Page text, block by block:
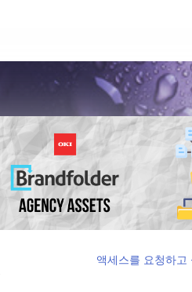
액세스를 요청하고